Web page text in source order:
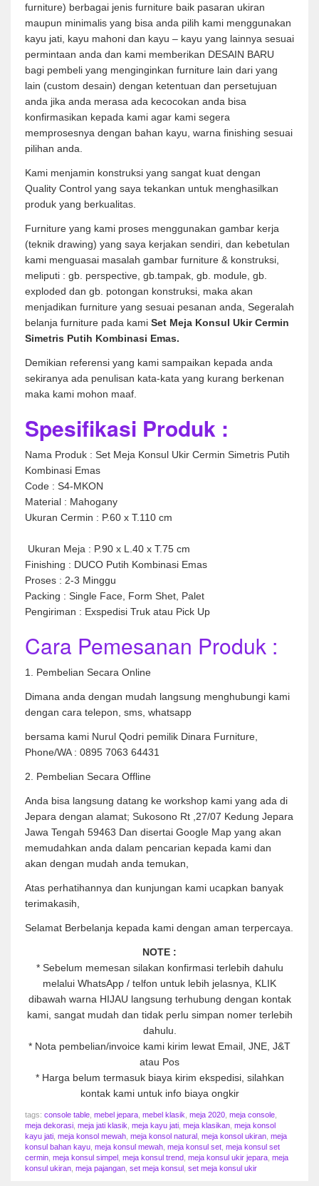
furniture) berbagai jenis furniture baik pasaran ukiran
maupun minimalis yang bisa anda pilih kami menggunakan
kayu jati, kayu mahoni dan kayu – kayu yang lainnya sesuai
permintaan anda dan kami memberikan DESAIN BARU
bagi pembeli yang menginginkan furniture lain dari yang
lain (custom desain) dengan ketentuan dan persetujuan
anda jika anda merasa ada kecocokan anda bisa
konfirmasikan kepada kami agar kami segera
memprosesnya dengan bahan kayu, warna finishing sesuai
pilihan anda.
Kami menjamin konstruksi yang sangat kuat dengan
Quality Control yang saya tekankan untuk menghasilkan
produk yang berkualitas.
Furniture yang kami proses menggunakan gambar kerja
(teknik drawing) yang saya kerjakan sendiri, dan kebetulan
kami menguasai masalah gambar furniture & konstruksi,
meliputi : gb. perspective, gb.tampak, gb. module, gb.
exploded dan gb. potongan konstruksi, maka akan
menjadikan furniture yang sesuai pesanan anda, Segeralah
belanja furniture pada kami Set Meja Konsul Ukir Cermin
Simetris Putih Kombinasi Emas.
Demikian referensi yang kami sampaikan kepada anda
sekiranya ada penulisan kata-kata yang kurang berkenan
maka kami mohon maaf.
Spesifikasi Produk :
Nama Produk : Set Meja Konsul Ukir Cermin Simetris Putih
Kombinasi Emas
Code : S4-MKON
Material : Mahogany
Ukuran Cermin : P.60 x T.110 cm
Ukuran Meja : P.90 x L.40 x T.75 cm
Finishing : DUCO Putih Kombinasi Emas
Proses : 2-3 Minggu
Packing : Single Face, Form Shet, Palet
Pengiriman : Exspedisi Truk atau Pick Up
Cara Pemesanan Produk :
1. Pembelian Secara Online
Dimana anda dengan mudah langsung menghubungi kami
dengan cara telepon, sms, whatsapp
bersama kami Nurul Qodri pemilik Dinara Furniture,
Phone/WA : 0895 7063 64431
2. Pembelian Secara Offline
Anda bisa langsung datang ke workshop kami yang ada di
Jepara dengan alamat; Sukosono Rt ,27/07 Kedung Jepara
Jawa Tengah 59463 Dan disertai Google Map yang akan
memudahkan anda dalam pencarian kepada kami dan
akan dengan mudah anda temukan,
Atas perhatihannya dan kunjungan kami ucapkan banyak
terimakasih,
Selamat Berbelanja kepada kami dengan aman terpercaya.
NOTE :
* Sebelum memesan silakan konfirmasi terlebih dahulu
melalui WhatsApp / telfon untuk lebih jelasnya, KLIK
dibawah warna HIJAU langsung terhubung dengan kontak
kami, sangat mudah dan tidak perlu simpan nomer terlebih
dahulu.
* Nota pembelian/invoice kami kirim lewat Email, JNE, J&T
atau Pos
* Harga belum termasuk biaya kirim ekspedisi, silahkan
kontak kami untuk info biaya ongkir
tags: console table, mebel jepara, mebel klasik, meja 2020, meja console,
meja dekorasi, meja jati klasik, meja kayu jati, meja klasikan, meja konsol
kayu jati, meja konsol mewah, meja konsol natural , meja konsol ukiran, meja
konsul bahan kayu, meja konsul mewah, meja konsul set, meja konsul set
cermin, meja konsul simpel , meja konsul trend, meja konsul ukir jepara, meja
konsul ukiran, meja pajangan, set meja konsul , set meja konsul ukir